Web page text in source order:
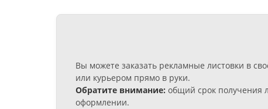
Вы можете заказать рекламные листовки в
или курьером прямо в руки.
Обратите внимание: общий срок получения
оформлении.